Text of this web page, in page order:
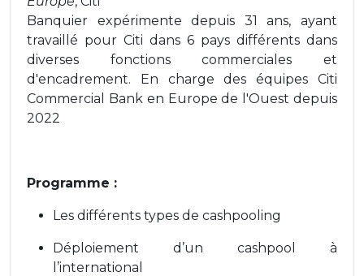
Banquier expérimente depuis 31 ans, ayant
travaillé pour Citi dans 6 pays différents dans
diverses fonctions commerciales et
d'encadrement. En charge des équipes Citi
Commercial Bank en Europe de l'Ouest depuis
2022
Programme :
Les différents types de cashpooling
Déploiement d’un cashpool à
l’international